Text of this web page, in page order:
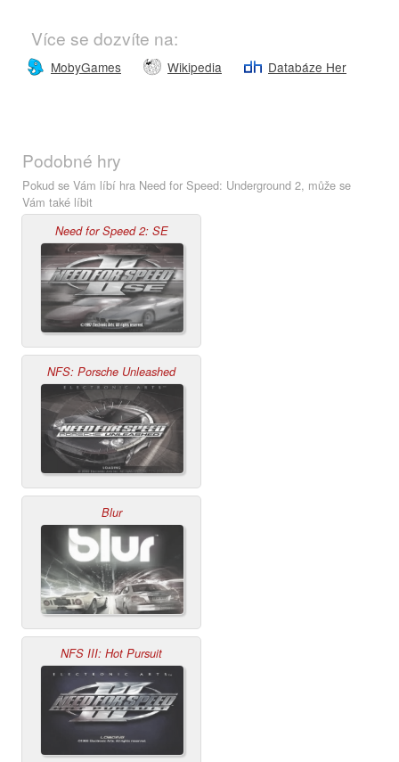
Více se dozvíte na:
MobyGames Wikipedia Databáze Her
Podobné hry
Pokud se Vám líbí hra Need for Speed: Underground 2, může se
Vám také líbit
Need for Speed 2: SE
NFS: Porsche Unleashed
Blur
NFS III: Hot Pursuit